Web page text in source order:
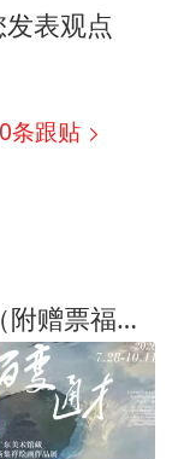
表观点
0条跟贴
这个暑假，广东很有“看头”（附赠票福利）